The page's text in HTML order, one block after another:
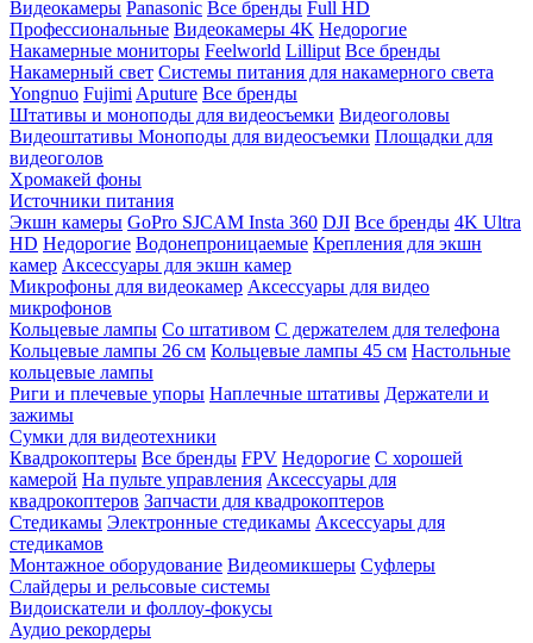
Видеокамеры Panasonic Все бренды Full HD
Профессиональные Видеокамеры 4K Недорогие
Накамерные мониторы Feelworld Lilliput Все бренды
Накамерный свет Системы питания для накамерного света
Yongnuo Fujimi Aputure Все бренды
Штативы и моноподы для видеосъемки Видеоголовы
Видеоштативы Моноподы для видеосъемки Площадки для
видеоголов
Хромакей фоны
Источники питания
Экшн камеры GoPro SJCAM Insta 360 DJI Все бренды 4K Ultra
HD Недорогие Водонепроницаемые Крепления для экшн
камер Аксессуары для экшн камер
Микрофоны для видеокамер Аксессуары для видео
микрофонов
Кольцевые лампы Со штативом C держателем для телефона
Кольцевые лампы 26 см Кольцевые лампы 45 см Настольные
кольцевые лампы
Риги и плечевые упоры Наплечные штативы Держатели и
зажимы
Сумки для видеотехники
Квадрокоптеры Все бренды FPV Недорогие С хорошей
камерой На пульте управления Аксессуары для
квадрокоптеров Запчасти для квадрокоптеров
Стедикамы Электронные стедикамы Аксессуары для
стедикамов
Монтажное оборудование Видеомикшеры Суфлеры
Слайдеры и рельсовые системы
Видоискатели и фоллоу-фокусы
Аудио рекордеры